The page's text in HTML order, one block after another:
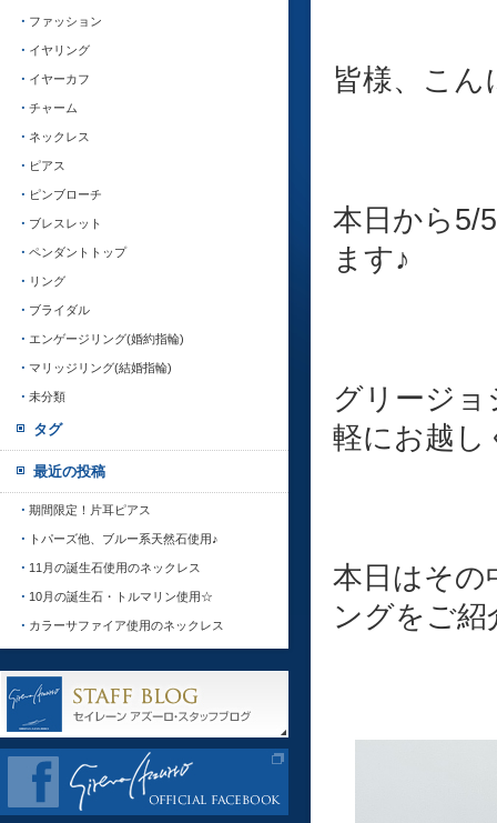
皆様、こん
本日から5/
ます♪
グリージ
軽にお越
本日はその
ングをご
ファッション
イヤリング
イヤーカフ
チャーム
ネックレス
ピアス
ピンブローチ
ブレスレット
ペンダントトップ
リング
ブライダル
エンゲージリング(婚約指輪)
マリッジリング(結婚指輪)
未分類
タグ
最近の投稿
期間限定！片耳ピアス
トパーズ他、ブルー系天然石使用♪
11月の誕生石使用のネックレス
10月の誕生石・トルマリン使用☆
カラーサファイア使用のネックレス